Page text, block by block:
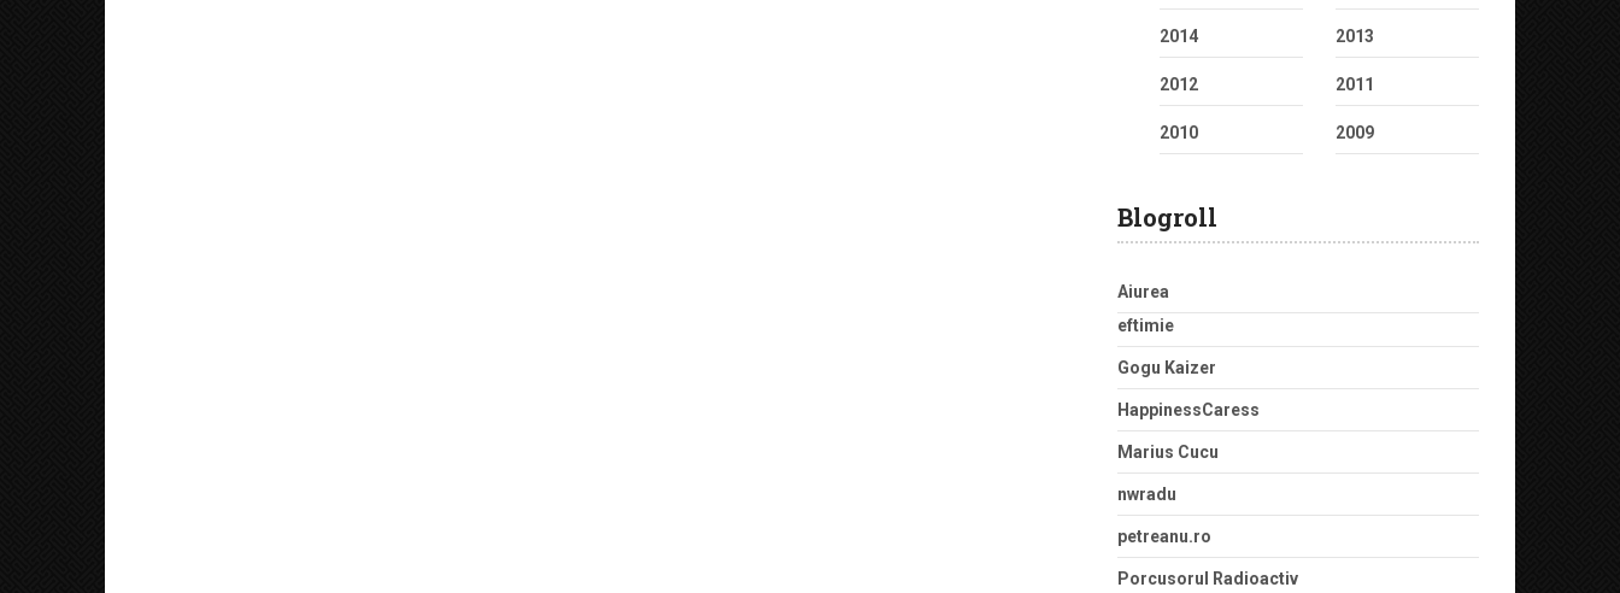
2014 2013
2012 2011
2010 2009
Blogroll
Aiurea
eftimie
Gogu Kaizer
HappinessCaress
Marius Cucu
nwradu
petreanu.ro
Porcusorul Radioactiv